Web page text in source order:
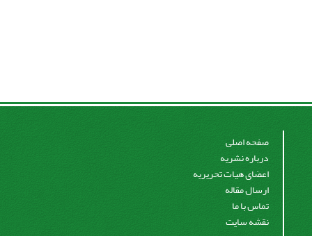
صفحه اصلی
درباره نشریه
اعضای هیات تحریریه
ارسال مقاله
تماس با ما
نقشه سایت